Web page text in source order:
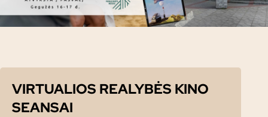
VIRTUALIOS REALYBĖS KINO
SEANSAI